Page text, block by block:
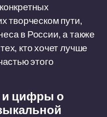
творческом пути,
в России, а также
кто хочет лучше
этого
и цифры о